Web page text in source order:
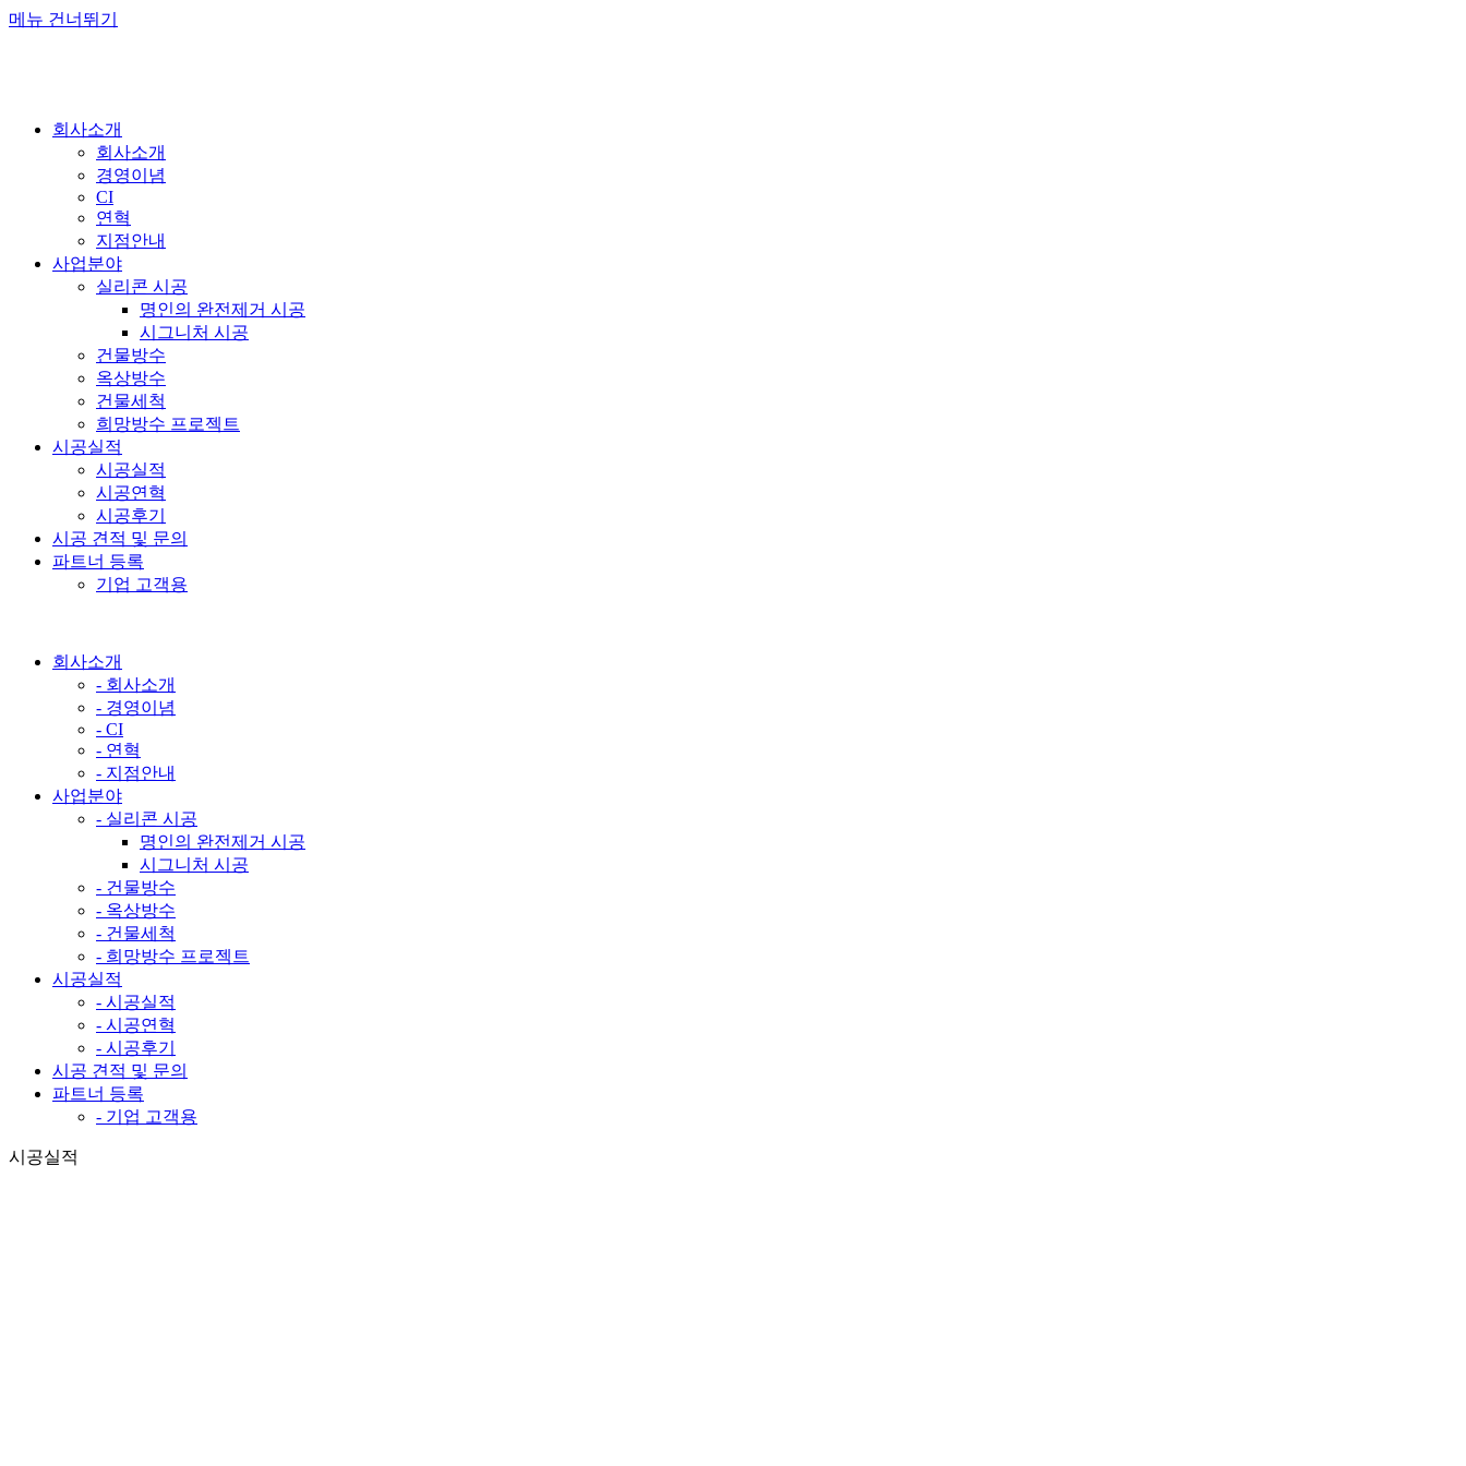
메뉴 건너뛰기
회사소개
회사소개
경영이념
CI
연혁
지점안내
사업분야
실리콘 시공
명인의 완전제거 시공
시그니처 시공
건물방수
옥상방수
건물세척
희망방수 프로젝트
시공실적
시공실적
시공연혁
시공후기
시공 견적 및 문의
파트너 등록
기업 고객용
회사소개
- 회사소개
- 경영이념
- CI
- 연혁
- 지점안내
사업분야
- 실리콘 시공
명인의 완전제거 시공
시그니처 시공
- 건물방수
- 옥상방수
- 건물세척
- 희망방수 프로젝트
시공실적
- 시공실적
- 시공연혁
- 시공후기
시공 견적 및 문의
파트너 등록
- 기업 고객용
시공실적